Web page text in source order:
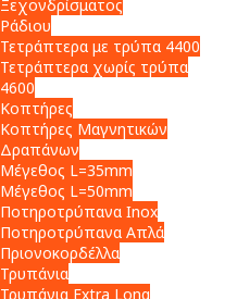
Ξεχονδρίσματος
Ράδιου
Τετράπτερα με τρύπα 4400
Τετράπτερα χωρίς τρύπα
4600
Κοπτήρες
Κοπτήρες Μαγνητικών
Δραπάνων
Μέγεθος L=35mm
Μέγεθος L=50mm
Ποτηροτρύπανα Inox
Ποτηροτρύπανα Απλά
Πριονοκορδέλλα
Τρυπάνια
Τρυπάνια Extra Long